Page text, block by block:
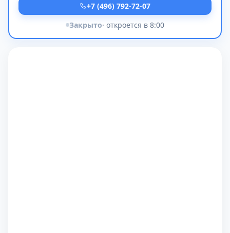
+7 (496) 792-72-07
Закрыто· откроется в 8:00